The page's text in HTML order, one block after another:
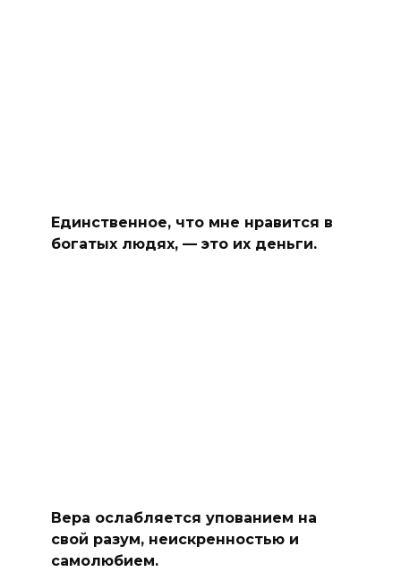
Единственное, что мне нравится в
богатых людях, — это их деньги.
Вера ослабляется упованием на
свой разум, неискренностью и
самолюбием.